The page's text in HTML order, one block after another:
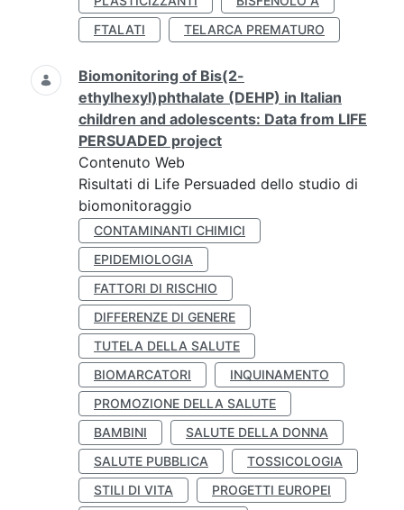
FTALATI
TELARCA PREMATURO
Biomonitoring of Bis(2-
ethylhexyl)phthalate (DEHP) in Italian
children and adolescents: Data from LIFE
PERSUADED project
Contenuto Web
Risultati di Life Persuaded dello studio di
biomonitoraggio
CONTAMINANTI CHIMICI
EPIDEMIOLOGIA
FATTORI DI RISCHIO
DIFFERENZE DI GENERE
TUTELA DELLA SALUTE
BIOMARCATORI
INQUINAMENTO
PROMOZIONE DELLA SALUTE
BAMBINI
SALUTE DELLA DONNA
SALUTE PUBBLICA
TOSSICOLOGIA
STILI DI VITA
PROGETTI EUROPEI